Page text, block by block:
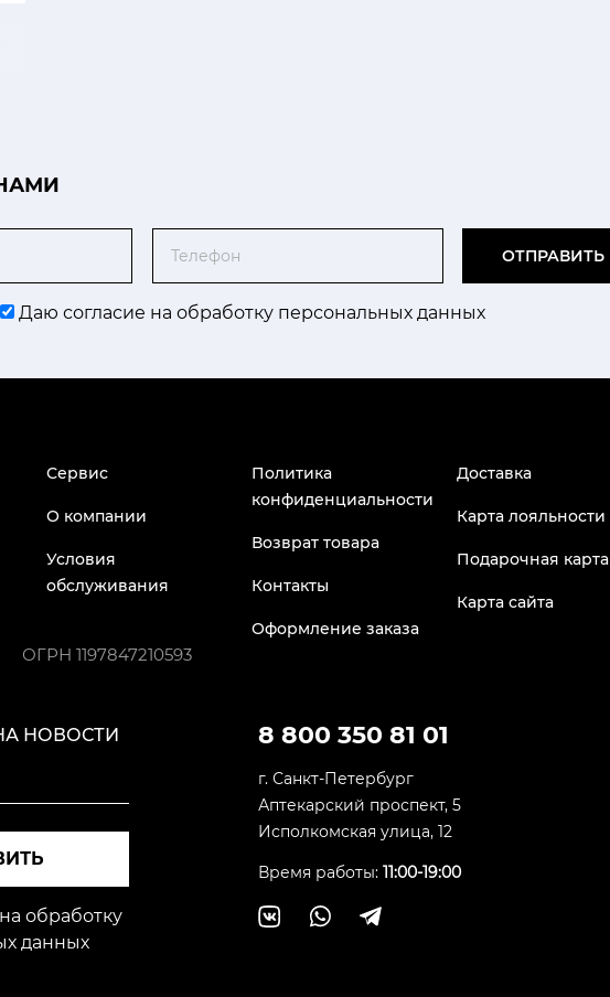
ОТПРАВИТЬ
Даю согласие на обработку персональных данных
Сервис
О компании
Условия
обслуживания
Политика
конфиденциальности
Возврат товара
Контакты
Оформление заказа
Доставка
Карта лояльности
Подарочная карта
Карта сайта
ОГРН 1197847210593
8 800 350 81 01
г. Санкт-Петербург
Аптекарский проспект, 5
Исполкомская улица, 12
Время работы: 11:00-19:00
НОВОСТИ
обработку
данных